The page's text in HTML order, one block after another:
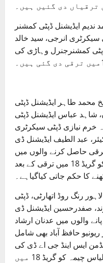
ترقیاں دی گئیں ہیں۔
ندیم ایڈیشنل ڈپٹی کمشنر
سیکرٹری انرجی، سید خالد
کمشنرجنرل وہاڑی کی
محمد طاہر ایڈیشنل ڈپٹی
شاہد عباس ایڈیشنل ڈپٹی
خرم نیازی ڈپٹی سیکرٹری
عبد الطیف ایڈیشنل ڈی
بھی گریڈ 18 میں ترقی حاصل کرنے والوں میں
شامل ہیں۔ تمام افسران کو گریڈ 18 میں ترقی کے بعد
کا حکم جاتی کیاگیاہے۔
رنگ روڈ اتھارٹی، ڈپٹی
صفدرحسین ایڈیشنل ڈی
والوں میں عدنان ارشاد
حافظ آباد بھی شامل
ایس اینڈ جی اے ڈی کی
گریڈ 18 میں ترقی، توقیرالیاس چیمہ کو گریڈ 18 میں